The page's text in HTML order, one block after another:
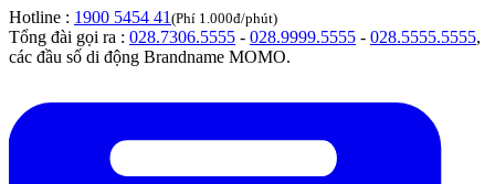
Hotline : 1900 5454 41 (Phí 1.000đ/phút)
Tổng đài gọi ra : 028.7306.5555 - 028.9999.5555 - 028.5555.5555,
các đầu số di động Brandname MOMO.